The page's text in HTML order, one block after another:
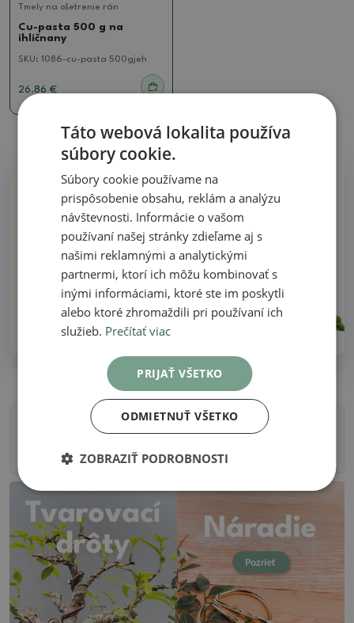
Tmely na ošetrenie rán
Cu-pasta 500 g na
ihličnany
SKU: 1086-cu-pasta 500gjeh
26.86 €
Prečo nakúpiť u nás
Všetko na sklade - žiadne ilustračné fotografie
Dodanie do 48 hodín
Viac ako 30 rokov skúseností!
Táto webová lokalita používa
súbory cookie.
Súbory cookie používame na
prispôsobenie obsahu, reklám a analýzu
návštevnosti. Informácie o vašom
používaní našej stránky zdieľame aj s
našimi reklamnými a analytickými
partnermi, ktorí ich môžu kombinovať s
inými informáciami, ktoré ste im poskytli
alebo ktoré zhromaždili pri používaní ich
služieb. Prečítať viac
PRIJAŤ VŠETKO
ODMIETNUŤ VŠETKO
ZOBRAZIŤ PODROBNOSTI